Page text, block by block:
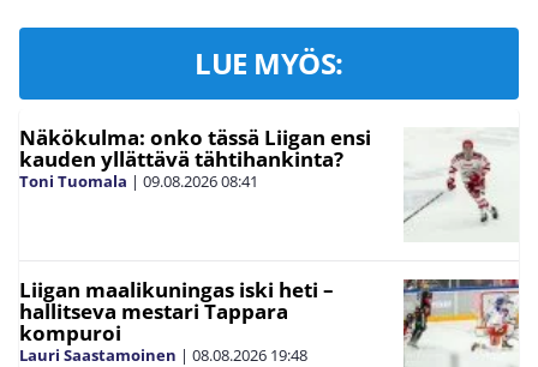
LUE MYÖS:
Näkökulma: onko tässä Liigan ensi
kauden yllättävä tähtihankinta?
Toni Tuomala | 09.08.202608:41
Liigan maalikuningas iski heti –
hallitseva mestari Tappara
kompuroi
Lauri Saastamoinen | 08.08.2026 19:48